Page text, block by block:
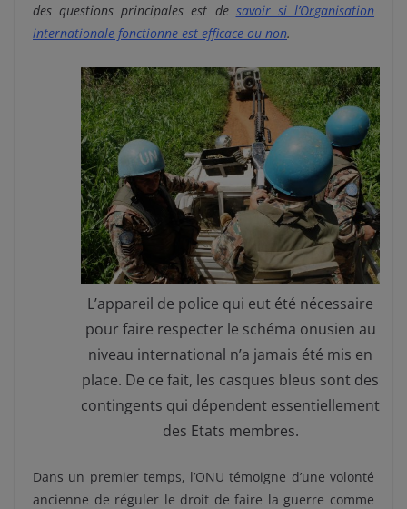
des questions principales est de savoir si l’Organisation
internationale fonctionne est efficace ou non.
L’appareil de police qui eut été nécessaire
pour faire respecter le schéma onusien au
niveau international n’a jamais été mis en
place. De ce fait, les casques bleus sont des
contingents qui dépendent essentiellement
des Etats membres.
Dans un premier temps, l’ONU témoigne d’une volonté
ancienne de réguler le droit de faire la guerre comme